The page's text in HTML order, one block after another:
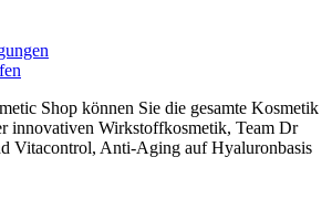
Shop können Sie die gesamte Kosmetik
innovativen Wirkstoffkosmetik, Team Dr
Vitacontrol, Anti-Aging auf Hyaluronbasis